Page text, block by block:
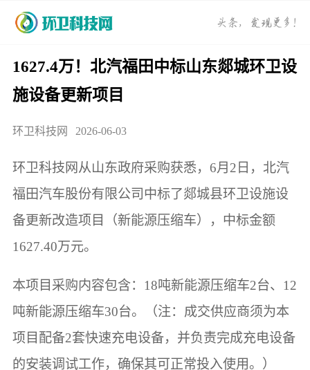
1627.4万！北汽福田中标山东郯城环卫设
施设备更新项目
环卫科技网 2026-06-03
环卫科技网从山东政府采购获悉，6月2日，北汽
福田汽车股份有限公司中标了郯城县环卫设施设
备更新改造项目（新能源压缩车），中标金额
1627.40万元。
本项目采购内容包含：18吨新能源压缩车2台、12
吨新能源压缩车30台。（注：成交供应商须为本
项目配备2套快速充电设备，并负责完成充电设备
的安装调试工作，确保其可正常投入使用。）